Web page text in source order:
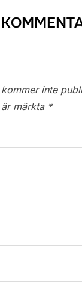
inte
märkta *